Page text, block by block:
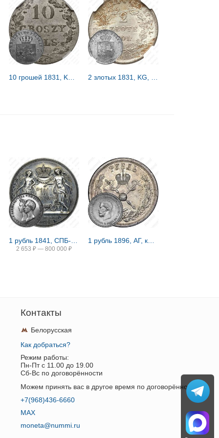
2 653 ₽ — 800 000 ₽
Контакты
Белорусская
Как добраться?
Режим работы:
Пн-Пт c 11.00 до 19.00
Сб-Вс по договорённости
Можем принять вас в другое время по договорённости.
+7(968)436-6660
MAX
moneta@nummi.ru